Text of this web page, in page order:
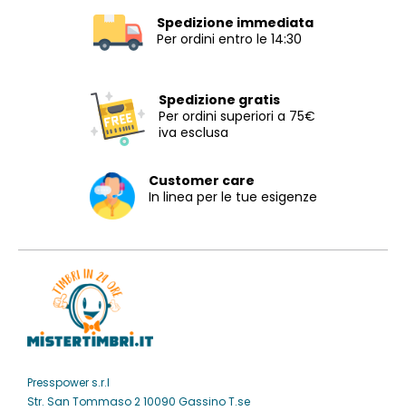
Spedizione immediata
Per ordini entro le 14:30
Spedizione gratis
Per ordini superiori a 75€
iva esclusa
Customer care
In linea per le tue esigenze
Presspower s.r.l
Str. San Tommaso 2 10090 Gassino T.se